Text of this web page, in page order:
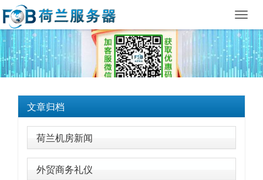
文章归档
荷兰机房新闻
外贸商务礼仪